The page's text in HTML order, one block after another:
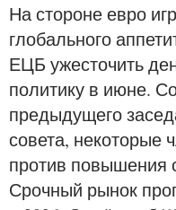
На стороне евро
глобального
ЕЦБ ужесточить
политику в июне.
предыдущего
совета, некоторые
против повышения
Срочный рынок